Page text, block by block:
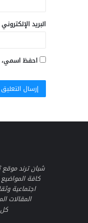
البريد الإلكتروني
احفظ اسمي،
شبان ترند
كافة
اجتماعية
المقالات